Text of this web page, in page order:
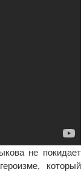
не покидает
который